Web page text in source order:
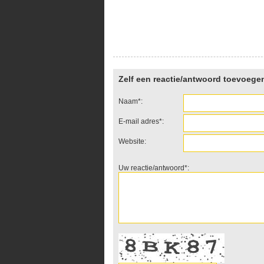
Zelf een reactie/antwoord
Naam*:
E-mail adres*:
Website:
Uw reactie/antwoord*: